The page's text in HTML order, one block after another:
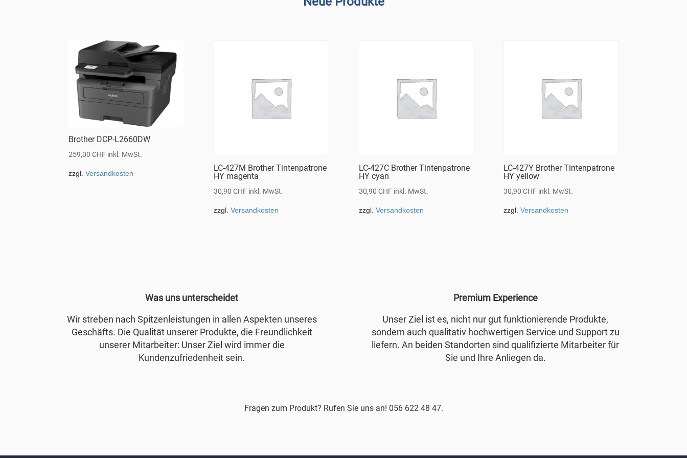
Brother DCP-L2660DW
259,00CHF inkl. MwSt.
zzgl.Versandkosten
LC-427M Brother Tintenpatrone
HY magenta
30,90 CHF inkl. MwSt.
zzgl. Versandkosten
LC-427C Brother Tintenpatrone
HY cyan
30,90 CHF inkl. MwSt.
zzgl. Versandkosten
LC-427Y Brother Tintenpatrone
HY yellow
30,90CHF inkl. MwSt.
zzgl.Versandkosten
Was uns unterscheidet
Wir streben nach Spitzenleistungen in allen Aspekten unseres
Geschäfts. Die Qualität unserer Produkte, die Freundlichkeit
unserer Mitarbeiter: Unser Ziel wird immer die
Kundenzufriedenheit sein.
Premium Experience
Unser Ziel ist es, nicht nur gut funktionierende Produkte,
sondern auch qualitativ hochwertigen Service und Support zu
liefern. An beiden Standorten sind qualifizierte Mitarbeiter für
Sie und Ihre Anliegen da.
Fragen zum Produkt? Rufen Sie uns an! 056 622 48 47.